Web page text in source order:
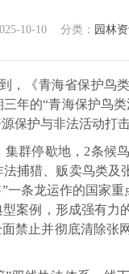
10-10 分类： 园林
，《青海省保护鸟
年的“青海保护鸟
保护与非法活动打击
群停歇地，2条候
捕猎、贩卖鸟类及
一条龙运作的国家
案例，形成强有
禁止并彻底清除